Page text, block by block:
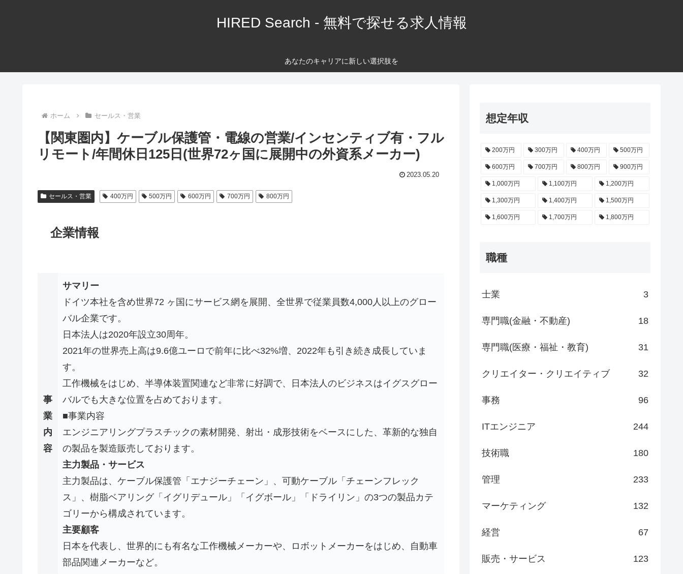
HIRED Search - 無料で探せる求人情報
あなたのキャリアに新しい選択肢を
ホーム セールス・営業
【関東圏内】ケーブル保護管・電線の営業/インセンティブ有・フル
リモート/年間休日125日(世界72ヶ国に展開中の外資系メーカー)
2023.05.20
セールス・営業 400万円 500万円 600万円 700万円 800万円
企業情報
事
業
内
容
サマリー
ドイツ本社を含め世界72 ヶ国にサービス網を展開、全世界で従業員数4,000人以上のグロー
バル企業です。
日本法人は2020年設立30周年。
2021年の世界売上高は9.6億ユーロで前年に比べ32%増、2022年も引き続き成長していま
す。
工作機械をはじめ、半導体装置関連など非常に好調で、日本法人のビジネスはイグスグロー
バルでも大きな位置を占めております。
■事業内容
エンジニアリングプラスチックの素材開発、射出・成形技術をベースにした、革新的な独自
の製品を製造販売しております。
主力製品・サービス
主力製品は、ケーブル保護管「エナジーチェーン」、可動ケーブル「チェーンフレック
ス」、樹脂ベアリング「イグリデュール」「イグボール」「ドライリン」の3つの製品カテ
ゴリーから構成されています。
主要顧客
日本を代表し、世界的にも有名な工作機械メーカーや、ロボットメーカーをはじめ、自動車
部品関連メーカーなど。
想定年収
200万円 300万円 400万円 500万円
600万円 700万円 800万円 900万円
1,000万円 1,100万円 1,200万円
1,300万円 1,400万円 1,500万円
1,600万円 1,700万円 1,800万円
職種
士業 3
専門職(金融・不動産) 18
専門職(医療・福祉・教育) 31
クリエイター・クリエイティブ 32
事務 96
ITエンジニア 244
技術職 180
管理 233
マーケティング 132
経営 67
販売・サービス 123